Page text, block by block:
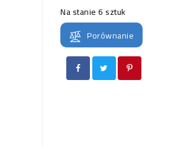
Na stanie6 sztuk
Porównanie